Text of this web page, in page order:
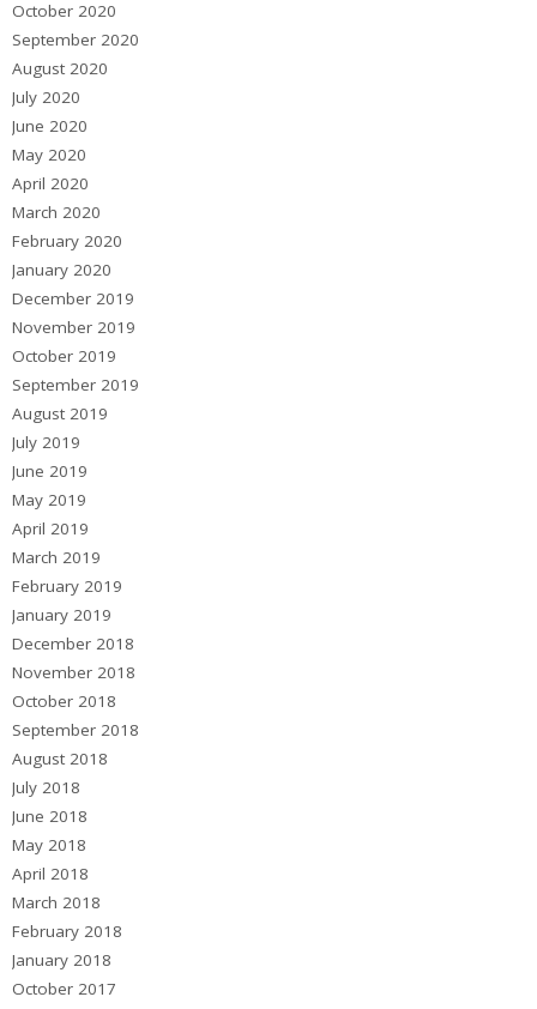
October 2020
September 2020
August 2020
July 2020
June 2020
May 2020
April 2020
March 2020
February 2020
January 2020
December 2019
November 2019
October 2019
September 2019
August 2019
July 2019
June 2019
May 2019
April 2019
March 2019
February 2019
January 2019
December 2018
November 2018
October 2018
September 2018
August 2018
July 2018
June 2018
May 2018
April 2018
March 2018
February 2018
January 2018
October 2017